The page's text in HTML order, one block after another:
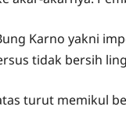
Karno yakni
tidak bersih
turut memikul